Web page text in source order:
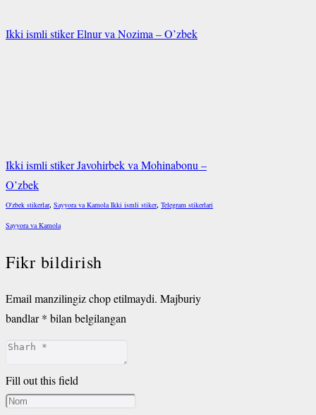
Ikki ismli stiker Elnur va Nozima – O’zbek
Ikki ismli stiker Javohirbek va Mohinabonu –
O’zbek
O'zbek stikerlar, Sayyora va Kamola Ikki ismli stiker, Telegram stikerlari
Sayyora va Kamola
Fikr bildirish
Email manzilingiz chop etilmaydi. Majburiy
bandlar* bilan belgilangan
Fill out this field